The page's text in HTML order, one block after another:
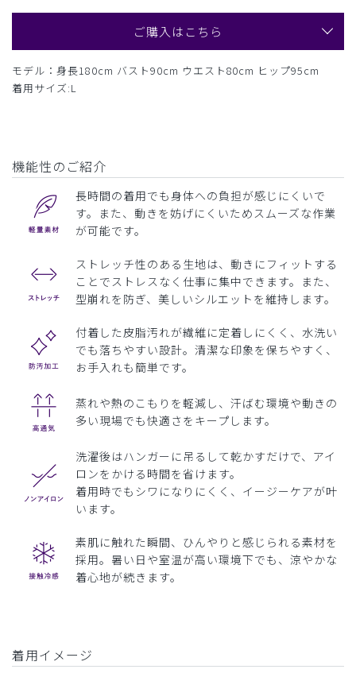
ご購入はこちら
モデル：身長180cm バスト90cm ウエスト80cm ヒップ95cm
着用サイズ:L
機能性のご紹介
長時間の着用でも身体への負担が感じにくいで
す。また、動きを妨げにくいためスムーズな作業
が可能です。
ストレッチ性のある生地は、動きにフィットする
ことでストレスなく仕事に集中できます。また、
型崩れを防ぎ、美しいシルエットを維持します。
付着した皮脂汚れが繊維に定着しにくく、水洗い
でも落ちやすい設計。清潔な印象を保ちやすく、
お手入れも簡単です。
蒸れや熱のこもりを軽減し、汗ばむ環境や動きの
多い現場でも快適さをキープします。
洗濯後はハンガーに吊るして乾かすだけで、アイ
ロンをかける時間を省けます。
着用時でもシワになりにくく、イージーケアが叶
います。
素肌に触れた瞬間、ひんやりと感じられる素材を
採用。暑い日や室温が高い環境下でも、涼やかな
着心地が続きます。
着用イメージ